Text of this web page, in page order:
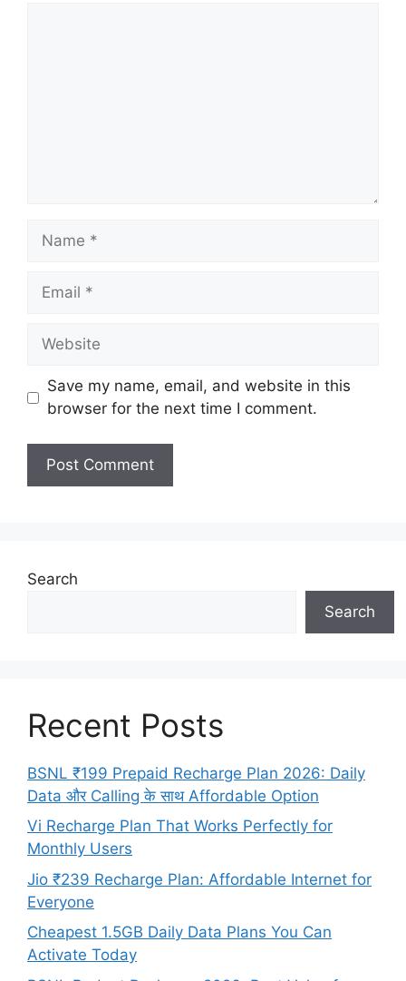
Name
Email
Website
Save my name, email, and website in this
browser for the next time I comment.
Search
Search
Recent Posts
BSNL ₹199 Prepaid Recharge Plan 2026: Daily
Data और Calling के साथ Affordable Option
Vi Recharge Plan That Works Perfectly for
Monthly Users
Jio ₹239 Recharge Plan: Affordable Internet for
Everyone
Cheapest 1.5GB Daily Data Plans You Can
Activate Today